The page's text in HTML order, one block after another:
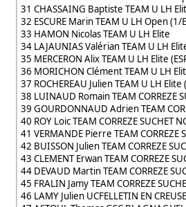
31 CHASSAING Baptiste TEAM U LH
32 ESCURE Marin TEAM U LH Open (1/
33 HAMON Nicolas TEAM U LH Elite
34 LAJAUNIAS Valérian TEAM U LH
35 MERCERON Alix TEAM U LH Elite
36 MORICHON Clément TEAM U LH
37 ROCHEREAU Julien TEAM U LH Elite
38 LUINAUD Romain TEAM CORREZE
39 GOURDONNAUD Adrien TEAM
40 ROY Loic TEAM CORREZE SUCHET
41 VERMANDE Pierre TEAM CORREZE
42 BUISSON Julien TEAM CORREZE
43 CLEMENT Erwan TEAM CORREZE
44 DEVAUD Martin TEAM CORREZE
45 FRALIN Jamy TEAM CORREZE
46 LAMY Julien UCFELLETIN EN